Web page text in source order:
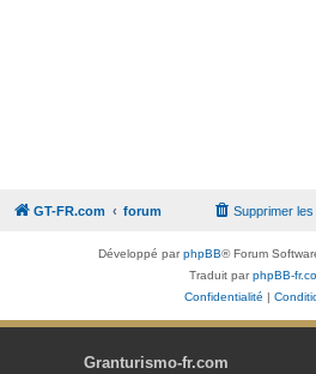
GT-FR.com forum Supprimer
Développé parphpBB® Forum
Traduit parphpBB-
Confidentialité
Granturismo-fr.com